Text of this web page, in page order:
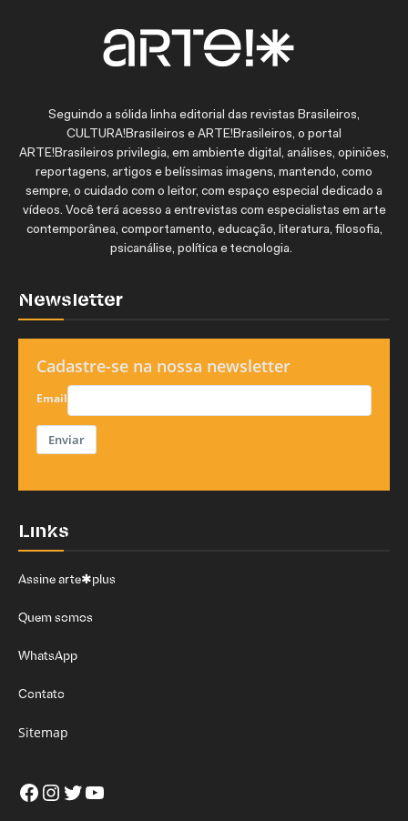
Seguindo a sólida linha editorial das revistas Brasileiros,
CULTURA!Brasileiros e ARTE!Brasileiros, o portal
ARTE!Brasileiros privilegia, em ambiente digital, análises, opiniões,
reportagens, artigos e belíssimas imagens, mantendo, como
sempre, o cuidado com o leitor, com espaço especial dedicado a
vídeos. Você terá acesso a entrevistas com especialistas em arte
contemporânea, comportamento, educação, literatura, filosofia,
psicanálise, política e tecnologia.
Newsletter
Cadastre-se na nossa newsletter
Email
Enviar
Links
Assine arte✱plus
Quem somos
WhatsApp
Contato
Sitemap
Facebook
Instagram
Twitter
Youtube